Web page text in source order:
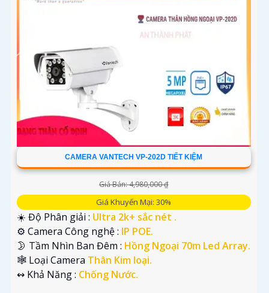
CAMERA VANTECH VP-202D TIẾT KIỆM
Giá Bán: 4,980,000 ₫
Giá Khuyến Mại: 30%
☀️ Độ Phân giải : Ultra 2k+ sắc nét .
⚙ Camera Công nghệ : IP POE.
🌛 Tầm Nhìn Ban Đêm : Hồng Ngoại 70m Led Array.
🕸️ Loại Camera Thân Kim loại.
️↭ Khả Năng : Chống Nước.